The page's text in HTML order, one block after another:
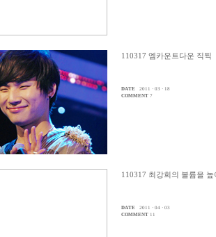
110317 엠카운트다운 직찍
DATE
2011 · 03 · 18
COMMENT 7
110317 최강희의 볼륨을 높
DATE
2011 · 04 · 03
COMMENT